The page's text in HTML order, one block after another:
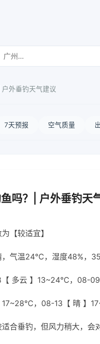
外垂钓天气建议
7天预报 空气质量
吗？| 户外垂钓天
【较适宜】
，气温24℃，湿度48%，
多云 】13~24℃，08-
，08-13【 晴 】
合垂钓，但风力稍大，会